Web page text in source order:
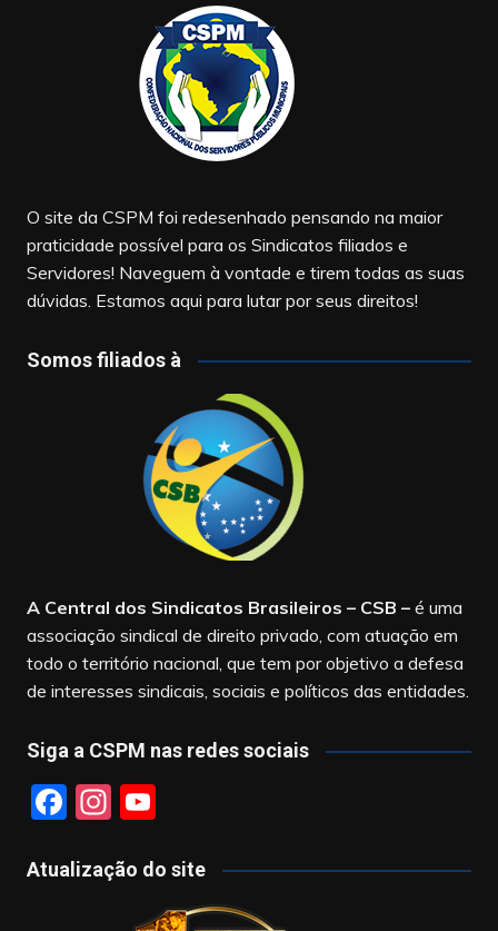
O site da CSPM foi redesenhado pensando na maior
praticidade possível para os Sindicatos filiados e
Servidores! Naveguem à vontade e tirem todas as suas
dúvidas. Estamos aqui para lutar por seus direitos!
Somos filiados à
A Central dos Sindicatos Brasileiros – CSB –é uma
associação sindical de direito privado, com atuação em
todo o território nacional, que tem por objetivo a defesa
de interesses sindicais, sociais e políticos das entidades.
Siga a CSPM nas redes sociais
F
c
In
a
Y
u
T
Atualização do site